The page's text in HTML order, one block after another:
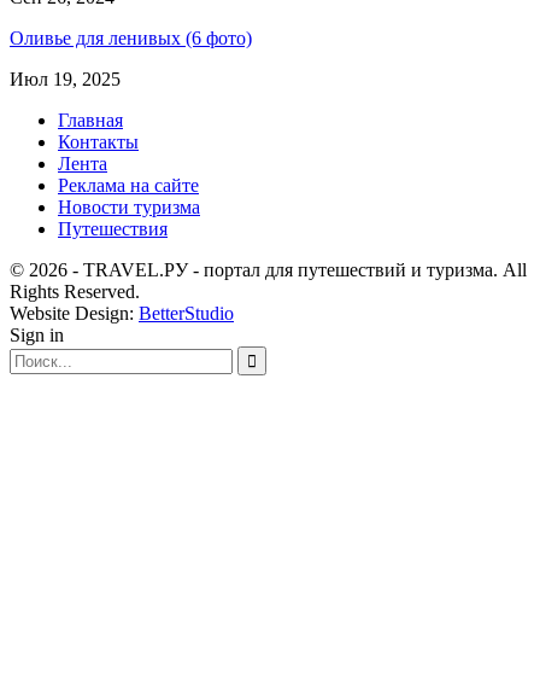
Оливье для ленивых (6 фото)
Июл 19, 2025
Главная
Контакты
Лента
Реклама на сайте
Новости туризма
Путешествия
© 2026 - TRAVEL.РУ - портал для путешествий и туризма. All
Rights Reserved.
Website Design: BetterStudio
Sign in